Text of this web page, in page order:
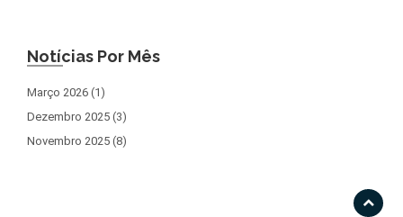
Notícias Por Mês
Março 2026 (1)
Dezembro 2025 (3)
Novembro 2025 (8)